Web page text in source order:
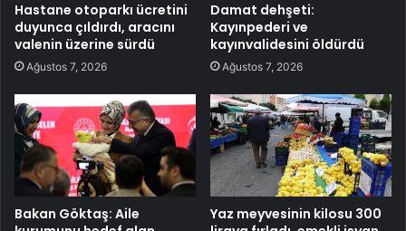
Hastane otoparkı ücretini
duyunca çıldırdı, aracını
valenin üzerine sürdü
Ağustos 7, 2026
Damat dehşeti:
Kayınpederi ve
kayınvalidesini öldürdü
Ağustos 7, 2026
Bakan Göktaş: Aile
Yaz meyvesinin kilosu 300